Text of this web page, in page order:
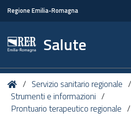
Regione Emilia-Romagna
Salute
Tu
sei
qui:
HomeServizio sanitario regionale
Strumenti e informazioni
Prontuario terapeutico regionale